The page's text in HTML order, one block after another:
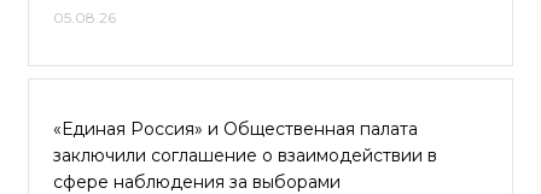
05.08.26
«Единая Россия» и Общественная палата
заключили соглашение о взаимодействии в
сфере наблюдения за выборами